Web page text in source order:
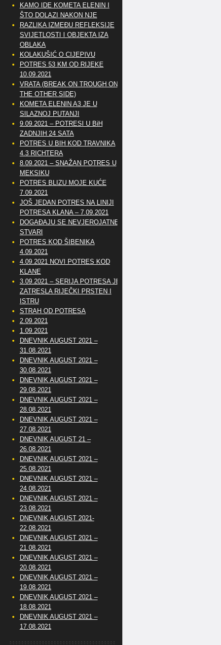
KAMO IDE KOMETA ELENIN I
ŠTO DOLAZI NAKON NJE
RAZLIKA IZMEĐU REFLEKSIJE
SVIJETLOSTI I OBJEKTA IZA
OBLAKA
KOLAKUŠIĆ O CIJEPIVU
POTRES 53 KM OD RIJEKE
10.09.2021
VRATA (BREAK ON TROUGH ON
THE OTHER SIDE)
KOMETA ELENIN A3 JE U
SILAZNOJ PUTANJI
9.09.2021 – POTRESI U BiH
ZADNJIH 24 SATA
POTRES U BIH KOD TRAVNIKA
4.3 RICHTERA
8.09.2021 – SNAŽAN POTRES U
MEKSIKU
POTRES BLIZU MOJE KUĆE
7.09.2021
JOŠ JEDAN POTRES NA LINIJI
POTRESA KLANA – 7.09.2021
DOGAĐAJU SE NEVJEROJATNE
STVARI
POTRES KOD ŠIBENIKA
4.09.2021
4.09.2021 NOVI POTRES KOD
KLANE
3.09.2021 – SERIJA POTRESA JE
ZATRESLA RIJEČKI PRSTEN I
ISTRU
STRAH OD POTRESA
2.09.2021
1.09.2021
DNEVNIK AUGUST 2021 –
31.08.2021
DNEVNIK AUGUST 2021 –
30.08.2021
DNEVNIK AUGUST 2021 –
29.08.2021
DNEVNIK AUGUST 2021 –
28.08.2021
DNEVNIK AUGUST 2021 –
27.08.2021
DNEVNIK AUGUST 21 –
26.08.2021
DNEVNIK AUGUST 2021 –
25.08.2021
DNEVNIK AUGUST 2021 –
24.08.2021
DNEVNIK AUGUST 2021 –
23.08.2021
DNEVNIK AUGUST 2021-
22.08.2021
DNEVNIK AUGUST 2021 –
21.08.2021
DNEVNIK AUGUST 2021 –
20.08.2021
DNEVNIK AUGUST 2021 –
19.08.2021
DNEVNIK AUGUST 2021 –
18.08.2021
DNEVNIK AUGUST 2021 –
17.08.2021